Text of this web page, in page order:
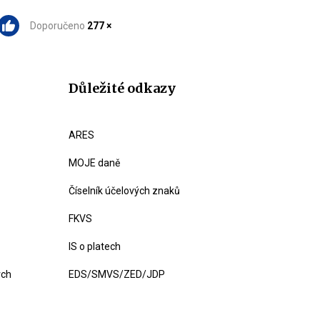
Doporučeno 277 ×
Důležité odkazy
ARES
MOJE daně
Číselník účelových znaků
FKVS
IS o platech
EDS/SMVS/ZED/JDP